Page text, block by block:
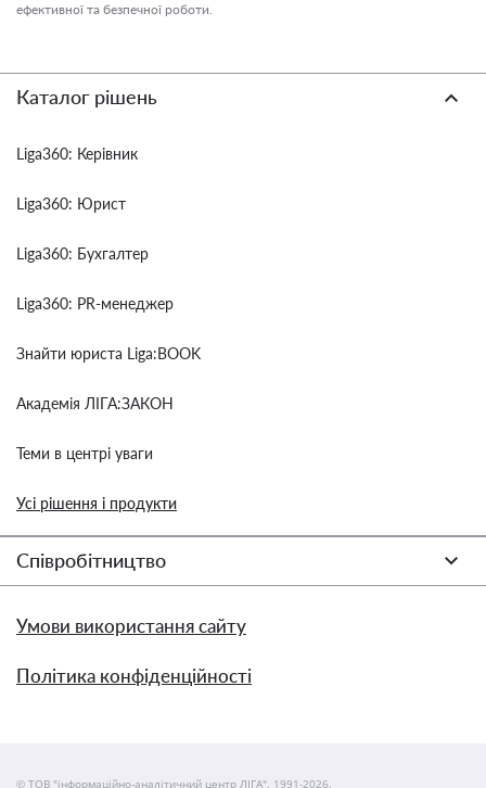
ефективної та безпечної роботи.
Каталог рішень
Liga360: Керівник
Liga360: Юрист
Liga360: Бухгалтер
Liga360: PR-менеджер
Знайти юриста Liga:BOOK
Академія ЛІГА:ЗАКОН
Теми в центрі уваги
Усі рішення і продукти
Співробітництво
Умови використання сайту
Політика конфіденційності
© ТОВ "інформаційно-аналітичний центр ЛІГА", 1991-2026.